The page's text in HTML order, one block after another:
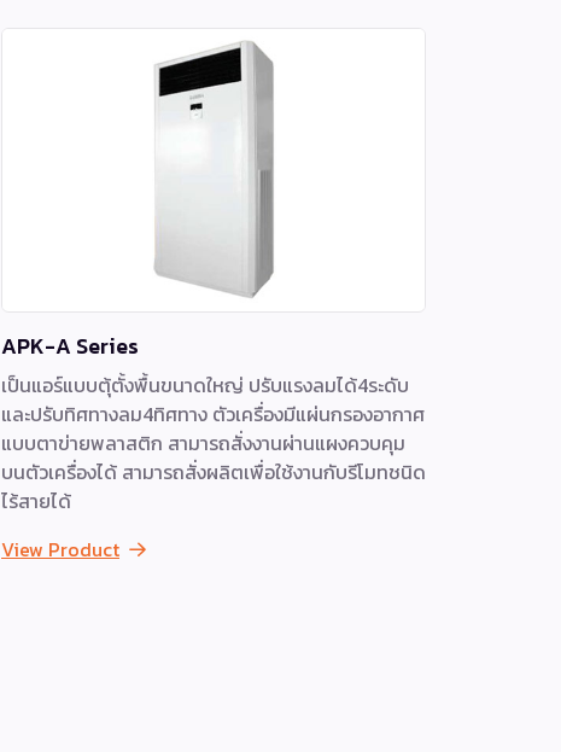
APK-A Series
เป็นแอร์แบบตุ้ตั้งพื้นขนาดใหญ่ ปรับแรงลมได้4ระดับ
และปรับทิศทางลม4ทิศทาง ตัวเครื่องมีแผ่นกรองอากาศ
แบบตาข่ายพลาสติก สามารถสั่งงานผ่านแผงควบคุม
บนตัวเครื่องได้ สามารถสั่งผลิตเพื่อใช้งานกับรีโมทชนิด
ไร้สายได้
View Product